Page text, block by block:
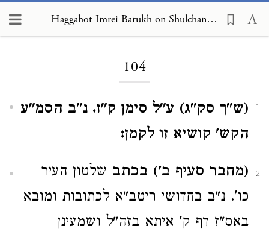
Haggahot Imrei Barukh on Shulchan Arukh, Choshen Mishpat 104
104
1
(ש"ך סק"ג) ע"ל סימן ק"ז. נ"ב הסמ"ע
הקש' קושיא זו לקמן:
2 (מחבר סעיף ב') בכתב שלטון העיר
כו'. נ"ב בחדושי ריטב"א לכתובות ומובא
באס"ז דף ק' איתא בזה"ל ושמעינן